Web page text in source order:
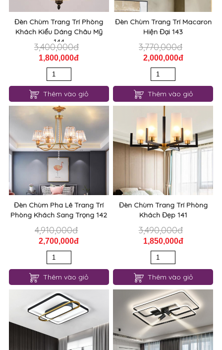
Đèn Chùm Trang Trí Phòng
Khách Kiểu Dáng Châu Mỹ
144
3,400,000đ
1,800,000đ
Thêm vào giỏ
Đèn Chùm Trang Trí Macaron
Hiện Đại 143
3,770,000đ
2,000,000đ
Thêm vào giỏ
Đèn Chùm Pha Lê Trang Trí
Phòng Khách Sang Trọng 142
4,910,000đ
2,700,000đ
Thêm vào giỏ
Đèn Chùm Trang Trí Phòng
Khách Đẹp 141
3,490,000đ
1,850,000đ
Thêm vào giỏ